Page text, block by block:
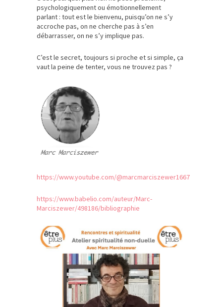
psychologiquement ou émotionnellement
parlant : tout est le bienvenu, puisqu’on ne s’y
accroche pas, on ne cherche pas à s’en
débarrasser, on ne s’y implique pas.
C’est le secret, toujours si proche et si simple, ça
vaut la peine de tenter, vous ne trouvez pas ?
https://www.youtube.com/@marcmarciszewer1667
https://www.babelio.com/auteur/Marc-
Marciszewer/498186/bibliographie